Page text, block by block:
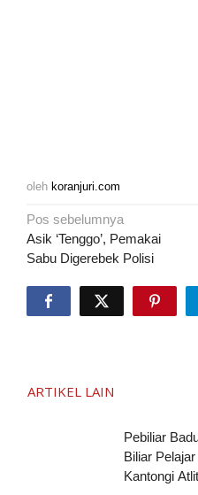
oleh koranjuri.com
Navigasi
pos
Pos sebelumnya
Asik ‘Tenggo’, Pemakai
Sabu Digerebek Polisi
ARTIKEL LAIN
Pebiliar
Biliar
Kantongi